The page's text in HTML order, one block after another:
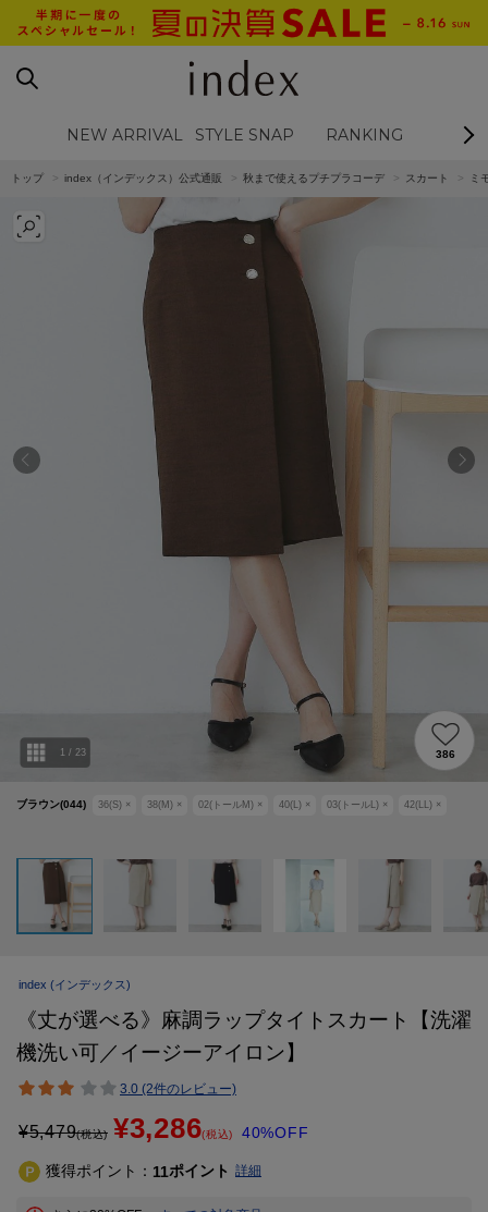
NEW ARRIVAL STYLE SNAP RANKING
トップ index（インデックス）公式通販 秋まで使えるプチプラコーデ スカート ミ
ブラウン(044) 36(S) × 38(M) × 02(トールM) × 40(L) × 03(トールL) × 42(LL) ×
1 / 23 386
index (インデックス)
《丈が選べる》麻調ラップタイトスカート【洗濯
機洗い可／イージーアイロン】
3.0 (2件のレビュー)
¥5,479(税込) ¥3,286(税込) 40%OFF
獲得ポイント： 11ポイント 詳細